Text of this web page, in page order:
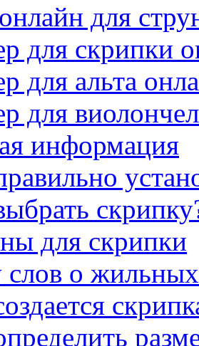
для
для скрипки
для альта
для
информация
для скрипки
слов о